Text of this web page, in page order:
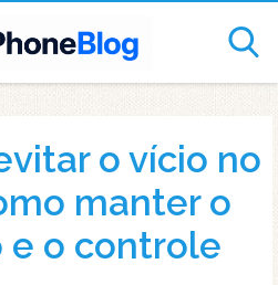
o vício no
manter o
o controle